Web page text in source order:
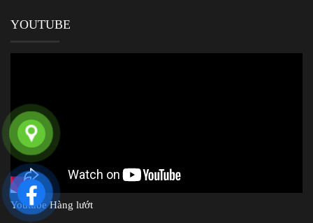
YOUTUBE
Youtube Hàng lướt